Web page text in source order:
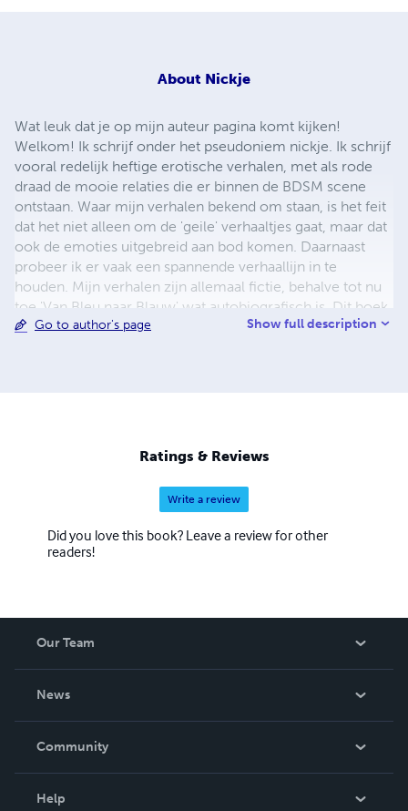
About Nickje
Wat leuk dat je op mijn auteur pagina komt kijken!
Welkom! Ik schrijf onder het pseudoniem nickje. Ik schrijf
vooral redelijk heftige erotische verhalen, met als rode
draad de mooie relaties die er binnen de BDSM scene
ontstaan. Waar mijn verhalen bekend om staan, is het feit
dat het niet alleen om de 'geile' verhaaltjes gaat, maar dat
ook de emoties uitgebreid aan bod komen. Daarnaast
probeer ik er vaak een spannende verhaallijn in te
houden. Mijn verhalen zijn allemaal fictie, behalve tot nu
toe 'Van Bleu naar Blauw' wat autobiografisch is. Dit boek
zal voor mij altijd een warme plek in mijn hart houden.
Go to author's page Show full description
Ratings & Reviews
Write a review
Did you love this book? Leave a review for other
readers!
Our Team
News
In The News
Community
Help